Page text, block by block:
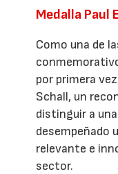
Medalla Paul
Como una de
por primera
Schall, un
distinguir a
desempeñado
relevante e
sector.